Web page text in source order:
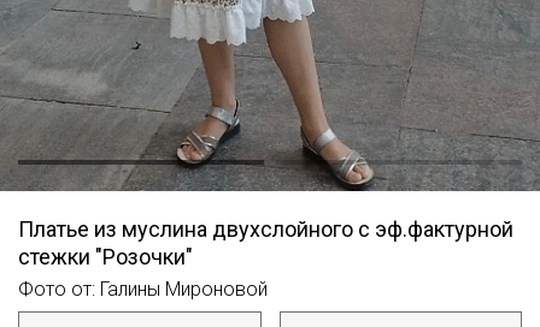
Платье из муслина двухслойного с эф.фактурной
стежки "Розочки"
Фото от: Галины Мироновой